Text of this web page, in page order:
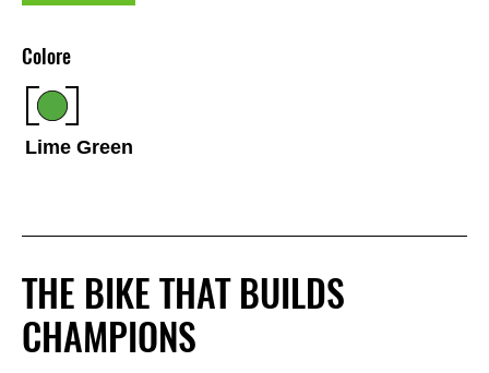
THE BIKE THAT BUILDS
CHAMPIONS
Colore
Lime Green